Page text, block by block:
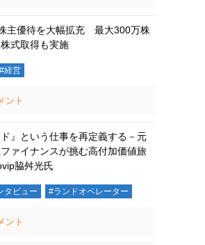
主優待を大幅拡充 最大300万株
式取得も実施
#経営
ント
ド』という仕事を再定義する－元
ァイナンスが挑む高付加価値旅
脇舛光氏
タビュー #ランドオペレーター
ント